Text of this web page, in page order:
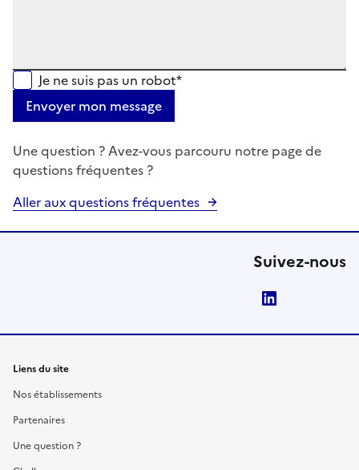
Je ne suis pas un robot*
Envoyer mon message
Une question ? Avez-vous parcouru notre page de
questions fréquentes ?
Aller aux questions fréquentes
Suivez-nous
Liens du site
Nos établissements
Partenaires
Une question ?